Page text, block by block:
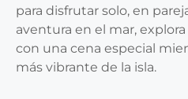
para disfrutar solo, en
aventura en el mar,
con una cena especial
más vibrante de la isla.